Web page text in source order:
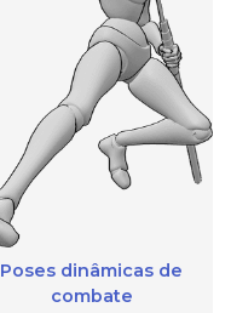
Poses dinâmicas de
combate